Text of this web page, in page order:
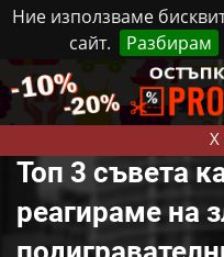
Ние използваме
сайт.
Разбирам
Събота, 8 Август,
Топ 3 съвета
реагираме на